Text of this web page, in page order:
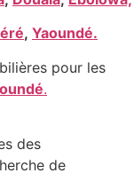
, Yaoundé.
pour les
.
des
de